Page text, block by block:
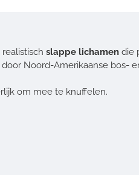
slappe lichamen die
Noord-Amerikaanse bos-
om mee te knuffelen.